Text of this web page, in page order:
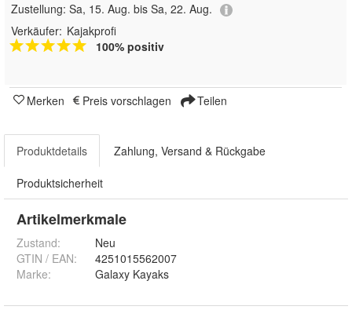
Zustellung: Sa, 15. Aug. bis Sa, 22. Aug.
Verkäufer: Kajakprofi
100% positiv
Merken Preis vorschlagen Teilen
Produktdetails Zahlung, Versand & Rückgabe
Produktsicherheit
Artikelmerkmale
Zustand:
Neu
GTIN / EAN:
4251015562007
Marke:
Galaxy Kayaks